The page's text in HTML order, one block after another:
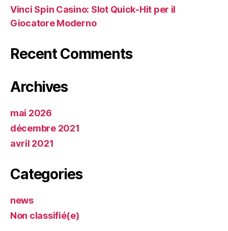
Vinci Spin Casino: Slot Quick‑Hit per il
Giocatore Moderno
Recent Comments
Archives
mai 2026
décembre 2021
avril 2021
Categories
news
Non classifié(e)